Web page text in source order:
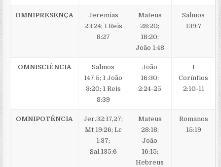
OMNIPRESENÇA
Jeremias
23:24; 1 Reis
8:27
Mateus
28:20;
18:20;
João 1:48
Salmos
139:7
OMNISCIÊNCIA
Salmos
147:5; 1 João
3:20; 1 Reis
8:39
João
16:30;
2:24-25
1
Coríntios
2:10-11
OMNIPOTÊNCIA
Jer.32:17,27;
Mt 19:26; Lc
1:37;
Sal.135:6
Mateus
28:18;
João
16:15;
Hebreus
Romanos
15:19